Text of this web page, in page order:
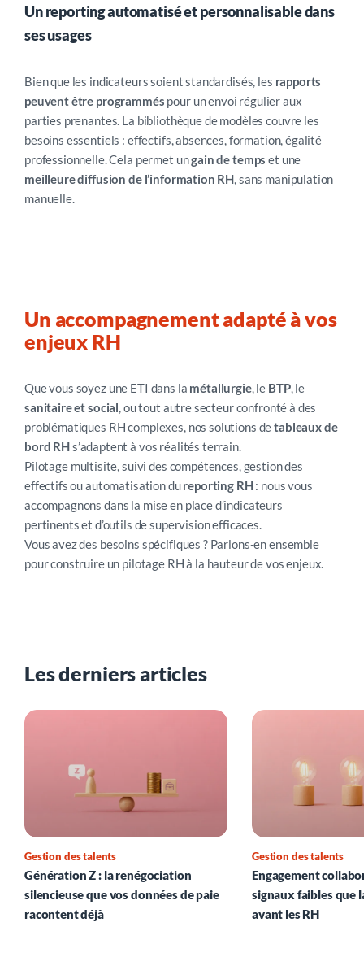
Un reporting automatisé et personnalisable dans
ses usages
Bien que les indicateurs soient standardisés, les rapports
peuvent être programmés pour un envoi régulier aux
parties prenantes. La bibliothèque de modèles couvre les
besoins essentiels : effectifs, absences, formation, égalité
professionnelle. Cela permet ungain de temps et une
meilleure diffusion de l’information RH, sans manipulation
manuelle.
Un accompagnement adapté à vos
enjeux RH
Que vous soyez une ETI dans la métallurgie, le BTP, le
sanitaire et social, ou tout autre secteur confronté à des
problématiques RH complexes, nos solutions detableaux de
bord RHs’adaptent à vos réalités terrain.
Pilotage multisite, suivi des compétences, gestion des
effectifs ou automatisation dureporting RH: nous vous
accompagnons dans la mise en place d’indicateurs
pertinents et d’outils de supervision efficaces.
Vous avez des besoins spécifiques ? Parlons-en ensemble
pour construire un pilotage RH à la hauteur de vos enjeux.
Les derniers articles
Gestion des talents
Génération Z : la renégociation
silencieuse que vos données de paie
racontent déjà
Gestion des talents
Engagement
signaux faibles que
avant les RH